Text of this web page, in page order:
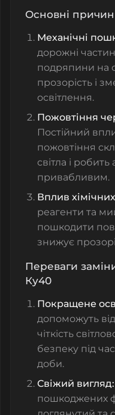
Основні
Механічні
дорожні
подряпини на
прозорість і
освітлення.
Пожовтіння
Постійний
пожовтіння
світла і
привабливим.
Вплив
реагенти та
пошкодити
знижує
Переваги
Ку40
Покращене
допоможуть
чіткість
безпеку під
доби.
Свіжий вигляд:
пошкоджених